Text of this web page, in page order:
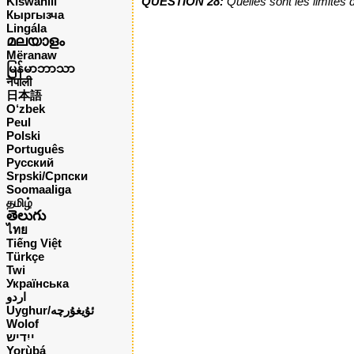
Кыргызча
Lingála
മലയാളം
Mëranaw
မြန်မာဘာသာ
नेपाली
日本語
O‘zbek
Peul
Polski
Português
Русский
Srpski/Српски
Soomaaliga
தமிழ்
తెలుగు
ไทย
Tiếng Việt
Türkçe
Twi
Українська
اردو
Uyghur/ئۇيغۇرچه
Wolof
ייִדיש
Yorùbá